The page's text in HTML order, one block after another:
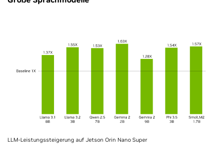
LLM-Leistungssteigerung auf Jetson Orin Nano Super